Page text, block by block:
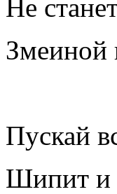
Не
Змеиной
Пускай
Шипит и